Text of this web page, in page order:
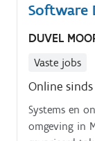
Software
DUVEL
Vaste jobs
Online
Systems en
omgeving in